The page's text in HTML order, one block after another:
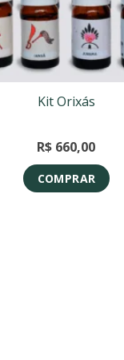
Kit Orixás
R$ 660,00
COMPRAR